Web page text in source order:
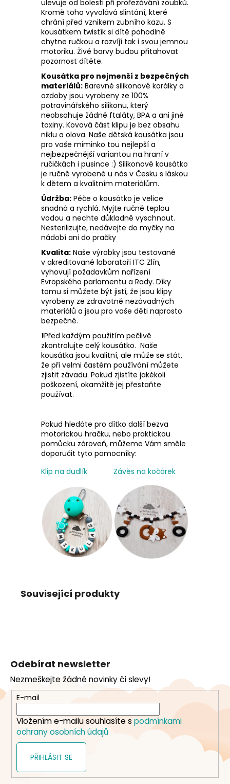
ulevuje od bolesti při prořezávání zoubků.
Kromě toho vyvolává slintání, které
chrání před vznikem zubního kazu. S
kousátkem twistík si dítě pohodlně
chytne ručkou a rozvíjí tak i svou jemnou
motoriku. Živé barvy budou přitahovat
pozornost dítěte.
Kousátka pro nejmenší z bezpečných
materiálů: Barevné silikonové korálky a
ozdoby jsou vyrobeny ze 100%
potravinářského silikonu, který
neobsahuje žádné ftaláty, BPA a ani jiné
toxiny. Kovová část klipu je bez obsahu
niklu a olova. Naše dětská kousátka jsou
pro vaše miminko tou nejlepší a
nejbezpečnější variantou na hraní v
ručičkách i pusince :) Silikonové kousátko
je ručně vyrobené u nás v Česku s láskou
k dětem a kvalitním materiálům.
Údržba: Péče o kousátko je velice
snadná a rychlá. Myjte ručně teplou
vodou a nechte důkladně vyschnout.
Nesterilizujte, nedávejte do myčky na
nádobí ani do pračky
Kvalita: Naše výrobky jsou testované
v akreditované laboratoři ITC Zlín,
vyhovují požadavkům nařízení
Evropského parlamentu a Rady. Díky
tomu si můžete být jistí, že jsou klipy
vyrobeny ze zdravotně nezávadných
materiálů a jsou pro vaše děti naprosto
bezpečné.
!Před každým použitím pečlivě
zkontrolujte celý kousátko. Naše
kousátka jsou kvalitní, ale může se stát,
že při velmi častém používání můžete
zjistit závadu. Pokud zjistíte jakékoli
poškození, okamžitě jej přestaňte
používat.
Pokud hledáte pro dítko další bezva
motorickou hračku, nebo praktickou
pomůcku zároveň, můžeme Vám směle
doporučit tyto pomocníky:
Klip na dudlík
Závěs na kočárek
Související produkty
a
t
Odebírat newsletter
Nezmeškejte žádné novinky či slevy!
E-mail
Vložením e-mailu souhlasíte s podmínkami
ochrany osobních údajů
PŘIHLÁSIT SE